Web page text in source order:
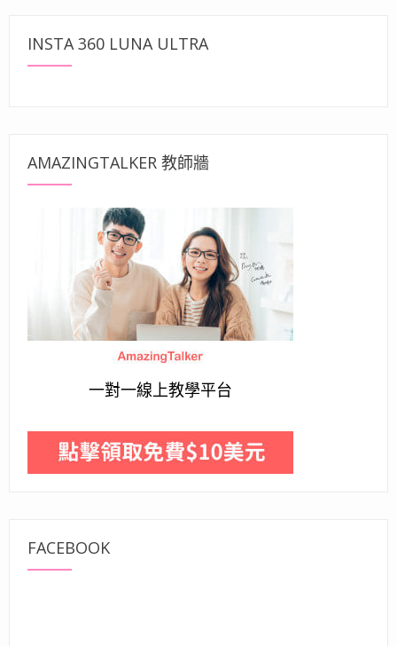
INSTA 360 LUNA ULTRA
AMAZINGTALKER 教師牆
一對一線上教學平台
FACEBOOK